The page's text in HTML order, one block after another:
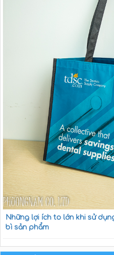
Những lợi ích to lớn khi sử
bì sản phẩm